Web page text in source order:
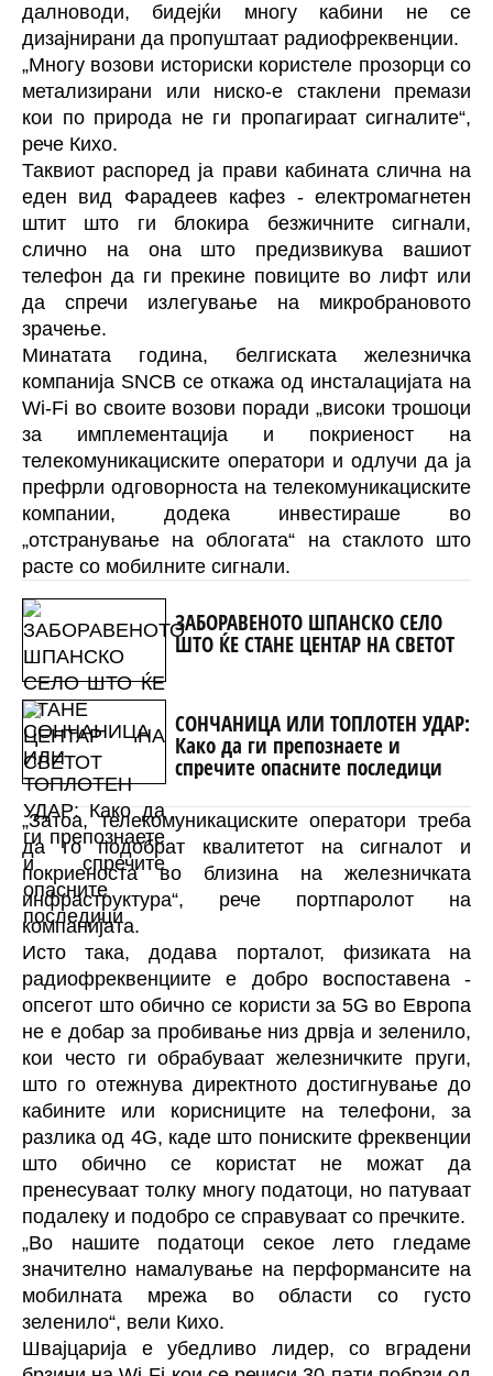
далноводи, бидејќи многу кабини не се
дизајнирани да пропуштаат радиофреквенции.
„Многу возови историски користеле прозорци со
метализирани или ниско-e стаклени премази
кои по природа не ги пропагираат сигналите“,
рече Кихо.
Таквиот распоред ја прави кабината слична на
еден вид Фарадеев кафез - електромагнетен
штит што ги блокира безжичните сигнали,
слично на она што предизвикува вашиот
телефон да ги прекине повиците во лифт или
да спречи излегување на микробрановото
зрачење.
Минатата година, белгиската железничка
компанија SNCB се откажа од инсталацијата на
Wi-Fi во своите возови поради „високи трошоци
за имплементација и покриеност на
телекомуникациските оператори и одлучи да ја
префрли одговорноста на телекомуникациските
компании, додека инвестираше во
„отстранување на облогата“ на стаклото што
расте со мобилните сигнали.
ЗАБОРАВЕНОТО ШПАНСКО СЕЛО
ШТО ЌЕ СТАНЕ ЦЕНТАР НА СВЕТОТ
СОНЧАНИЦА ИЛИ ТОПЛОТЕН УДАР:
Како да ги препознаете и
спречите опасните последици
„Затоа, телекомуникациските оператори треба
да го подобрат квалитетот на сигналот и
покриеноста во близина на железничката
инфраструктура“, рече портпаролот на
компанијата.
Исто така, додава порталот, физиката на
радиофреквенциите е добро воспоставена -
опсегот што обично се користи за 5G во Европа
не е добар за пробивање низ дрвја и зеленило,
кои често ги обрабуваат железничките пруги,
што го отежнува директното достигнување до
кабините или корисниците на телефони, за
разлика од 4G, каде што пониските фреквенции
што обично се користат не можат да
пренесуваат толку многу податоци, но патуваат
подалеку и подобро се справуваат со пречките.
„Во нашите податоци секое лето гледаме
значително намалување на перформансите на
мобилната мрежа во области со густо
зеленило“, вели Кихо.
Швајцарија е убедливо лидер, со вградени